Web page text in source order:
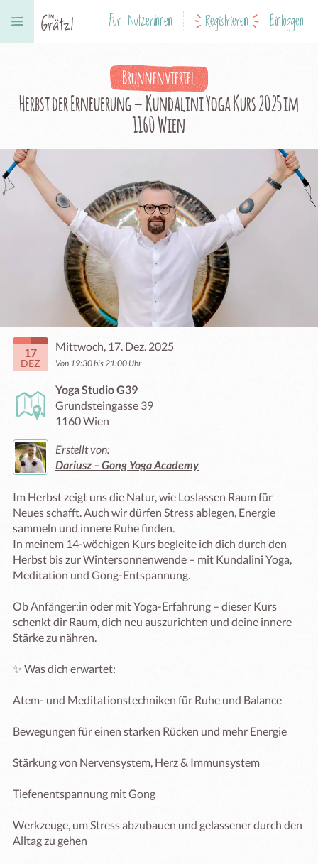
Für NutzerInnen Registrieren Einloggen
Brunnenviertel
Herbst der Erneuerung – Kundalini Yoga Kurs 2025 im
1160 Wien
17
DEZ
Mittwoch, 17. Dez. 2025
Von 19:30 bis 21:00 Uhr
Yoga Studio G39
Grundsteingasse 39
1160 Wien
Erstellt von:
Dariusz – Gong Yoga Academy
Im Herbst zeigt uns die Natur, wie Loslassen Raum für
Neues schafft. Auch wir dürfen Stress ablegen, Energie
sammeln und innere Ruhe finden.
In meinem 14-wöchigen Kurs begleite ich dich durch den
Herbst bis zur Wintersonnenwende – mit Kundalini Yoga,
Meditation und Gong-Entspannung.
Ob Anfänger:in oder mit Yoga-Erfahrung – dieser Kurs
schenkt dir Raum, dich neu auszurichten und deine innere
Stärke zu nähren.
✨ Was dich erwartet:
Atem- und Meditationstechniken für Ruhe und Balance
Bewegungen für einen starken Rücken und mehr Energie
Stärkung von Nervensystem, Herz & Immunsystem
Tiefenentspannung mit Gong
Werkzeuge, um Stress abzubauen und gelassener durch den
Alltag zu gehen